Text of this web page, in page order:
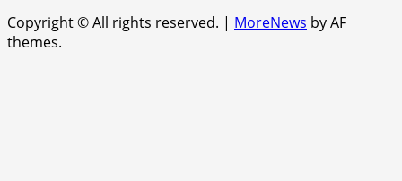
Copyright © All rights reserved. | MoreNews by AF
themes.